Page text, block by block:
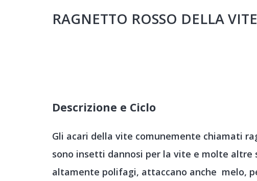
RAGNETTO ROSSO DELLA
Descrizione e Ciclo
Gli acari della vite comunemente chiamati
sono insetti dannosi per la vite e molte altre
altamente polifagi, attaccano anche melo,